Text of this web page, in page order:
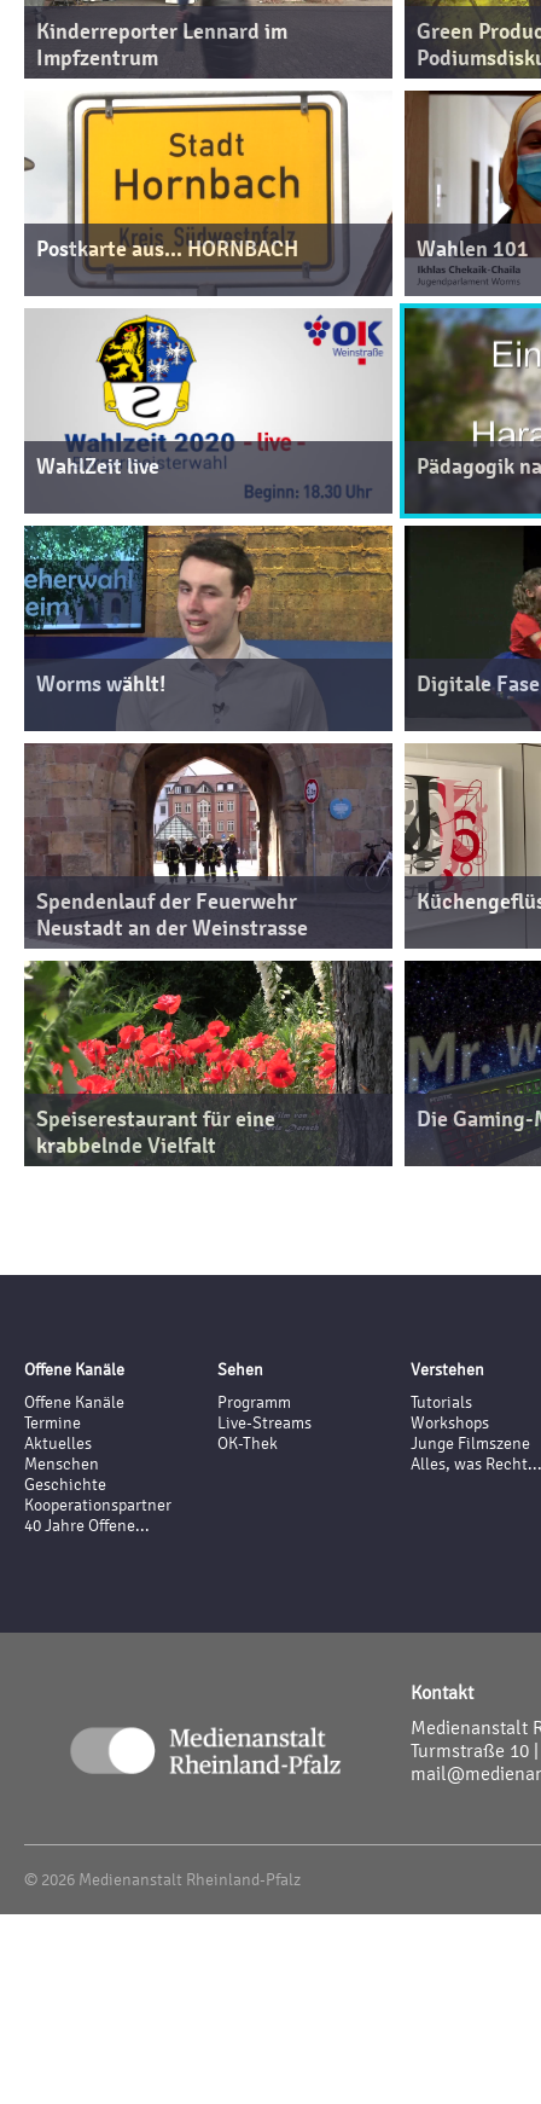
Kinderreporter Lennard im
Impfzentrum
Green
Postkarte aus... HORNBACH Wahlen 101
WahlZeit live Pädagogik
Worms wählt! Digitale
Spendenlauf der Feuerwehr
Neustadt an der Weinstrasse
Speiserestaurant für eine
krabbelnde Vielfalt
Die Gaming-
Offene Kanäle
Offene Kanäle
Termine
Aktuelles
Menschen
Geschichte
Kooperationspartner
40 Jahre Offene...
Sehen
Programm
Live-Streams
OK-Thek
Verstehen
Tutorials
Workshops
Junge Filmszene
Alles, was Recht...
Kontakt
Medienanstalt
Turmstraße 10
© 2026 Medienanstalt Rheinland-Pfalz